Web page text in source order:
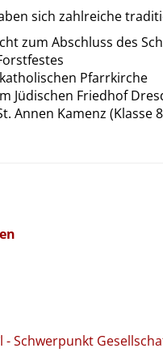
sich zahlreiche
zum Abschluss des
Pfarrkirche
Jüdischen Friedhof
Annen Kamenz (Klasse
- Schwerpunkt